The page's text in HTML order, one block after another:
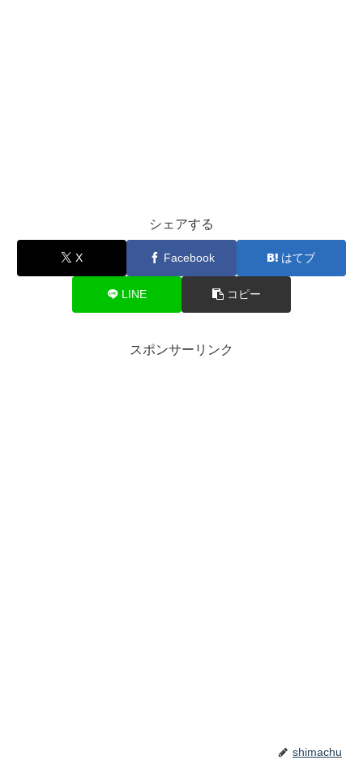
シェアする
X Facebook はてブ
LINE コピー
スポンサーリンク
shimachu